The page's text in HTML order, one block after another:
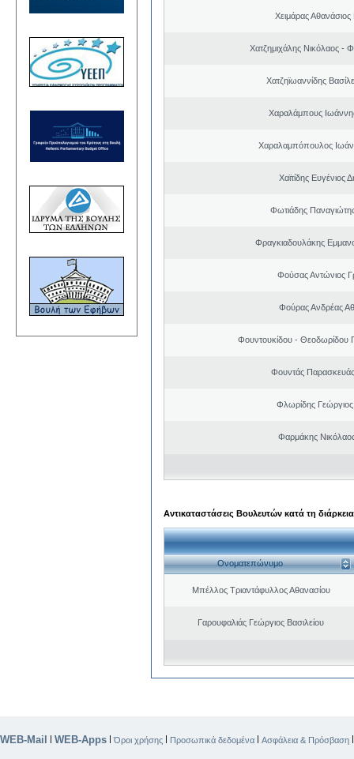
Χειμάρας
Χατζημιχάλης Νικόλαος -
Χατζηϊωαννίδης
Χαραλάμπους
Χαραλαμπόπουλος
Χαϊτίδης Ευγένιος
Φωτιάδης
Φραγκιαδουλάκης
Φούσας Αντώνιος
Φούρας Ανδρέας
Φουντουκίδου - Θεοδωρίδου
Φουντάς
Φλωρίδης Γεώργιος
Φαρμάκης
Αντικαταστάσεις Βουλευτών κατά τη
Ονοματεπώνυμο
Μπέλλος Τριαντάφυλλος Αθανασίου
Γαρουφαλιάς Γεώργιος Βασιλείου
WEB-Mail | WEB-Apps |Όροι χρήσης | Προσωπικά δεδομένα | Ασφάλεια & Πρόσβαση